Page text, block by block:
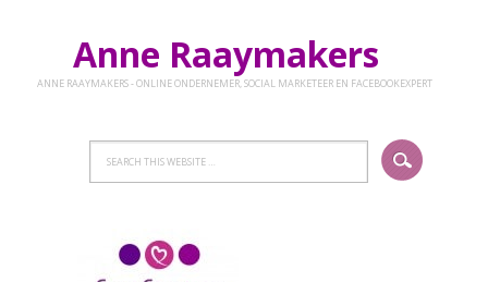
Anne Raaymakers
ANNE RAAYMAKERS - ONLINE ONDERNEMER, SOCIAL MARKETEER EN FACEBOOKEXPERT